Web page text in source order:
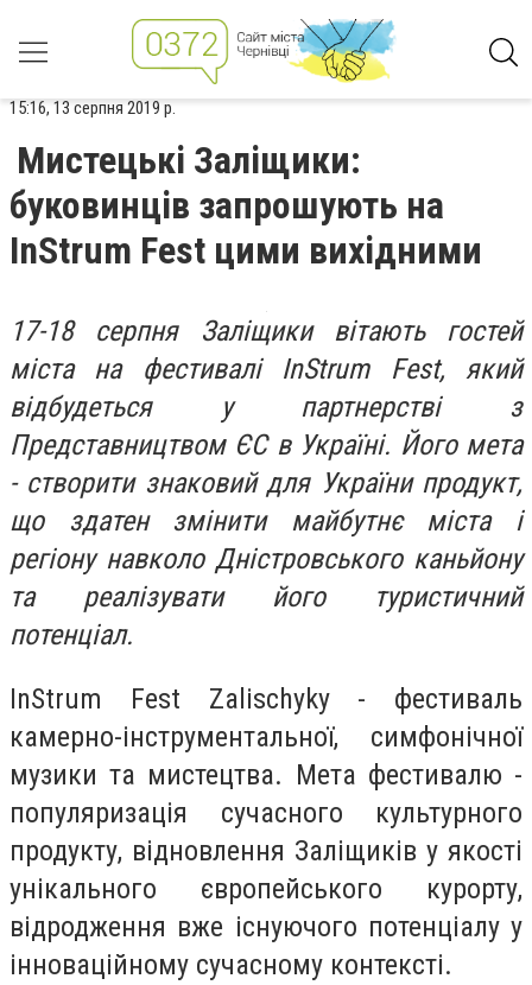
15:16, 13 серпня 2019 р.
Мистецькі Заліщики:
буковинців запрошують на
InStrum Fest цими вихідними
17-18 серпня Заліщики вітають гостей
міста на фестивалі InStrum Fest, який
відбудеться у партнерстві з
Представництвом ЄС в Україні. Його мета
- створити знаковий для України продукт,
що здатен змінити майбутнє міста і
регіону навколо Дністровського каньйону
та реалізувати його туристичний
потенціал.
InStrum Fest Zalischyky - фестиваль
камерно-інструментальної, симфонічної
музики та мистецтва. Мета фестивалю -
популяризація сучасного культурного
продукту, відновлення Заліщиків у якості
унікального європейського курорту,
відродження вже існуючого потенціалу у
інноваційному сучасному контексті.